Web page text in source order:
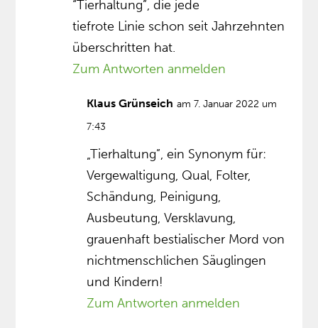
“Tierhaltung”, die jede
tiefrote Linie schon seit Jahrzehnten
überschritten hat.
Zum Antworten anmelden
Klaus Grünseich am 7. Januar 2022 um
7:43
„Tierhaltung”, ein Synonym für:
Vergewaltigung, Qual, Folter,
Schändung, Peinigung,
Ausbeutung, Versklavung,
grauenhaft bestialischer Mord von
nichtmenschlichen Säuglingen
und Kindern!
Zum Antworten anmelden